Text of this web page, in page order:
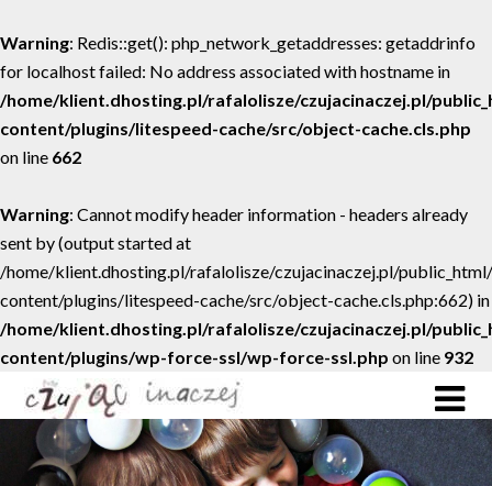
Warning: Redis::get(): php_network_getaddresses: getaddrinfo
for localhost failed: No address associated with hostname in
/home/klient.dhosting.pl/rafalolisze/czujacinaczej.pl/
content/plugins/litespeed-cache/src/object-cache.cls.php
on line 662
Warning: Cannot modify header information - headers already
sent by (output started at
/home/klient.dhosting.pl/rafalolisze/czujacinaczej.pl/
content/plugins/litespeed-cache/src/object-cache.cls.php:662) in
/home/klient.dhosting.pl/rafalolisze/czujacinaczej.pl/
content/plugins/wp-force-ssl/wp-force-ssl.php on line 932